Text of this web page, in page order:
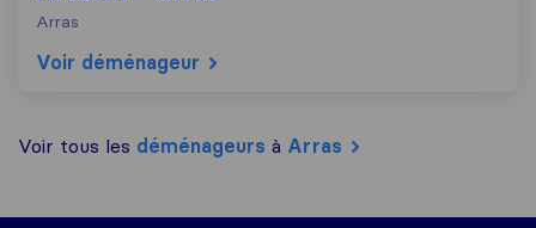
Arras
Voir déménageur
Voir tous les déménageurs à Arras